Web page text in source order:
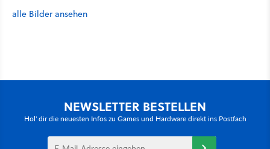
alle Bilder ansehen
NEWSLETTER BESTELLEN
Hol' dir die neuesten Infos zu Games und Hardware direkt ins Postfach